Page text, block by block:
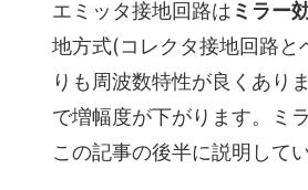
エミッタ接地回路は ミラー
地方式(コレクタ接地回路と
りも周波数特性が良くあり
で増幅度が下がります。ミ
この記事の後半に説明してい